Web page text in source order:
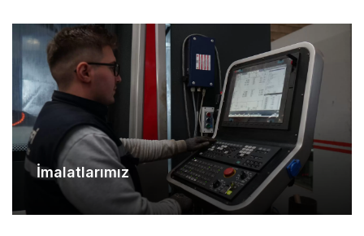
İmalatlarımız